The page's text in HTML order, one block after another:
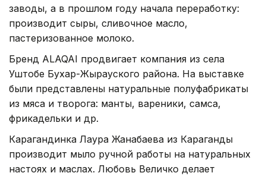
заводы, а в прошлом году начала переработку:
производит сыры, сливочное масло,
пастеризованное молоко.
Бренд ALAQAI продвигает компания из села
Уштобе Бухар-Жырауского района. На выставке
были представлены натуральные полуфабрикаты
из мяса и творога: манты, вареники, самса,
фрикадельки и др.
Карагандинка Лаура Жанабаева из Караганды
производит мыло ручной работы на натуральных
настоях и маслах. Любовь Величко делает